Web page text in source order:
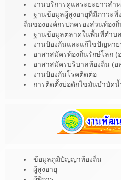
งานบริการดูแลระยะยาวสำ
ฐานข้อมูลผู้สูงอายุที่มีภาวะพึ่
ถิ่นขององค์กรปกครองส่วนท้องถิ่
ฐานข้อมูลตลาดในพื้นที่ตำบล
งานป้องกันและแก้ไขปัญหา
อาสาสมัครท้องถิ่นรักษ์โลก (
อาสาสมัครบริบาลท้องถิ่น (อ
งานป้องกันโรคติดต่อ
การติดตั้งบ่อดักไขมันบำบัดน้
ข้อมูลภูมิปัญญาท้องถิ่น
ผู้สูงอายุ